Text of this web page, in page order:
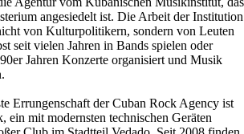
angesiedelt ist. Die Arbeit der Institution
von Kulturpolitikern, sondern von Leuten
seit vielen Jahren in Bands spielen oder
Jahren Konzerte organisiert und Musik
Errungenschaft der Cuban Rock Agency ist
ein mit modernsten technischen Geräten